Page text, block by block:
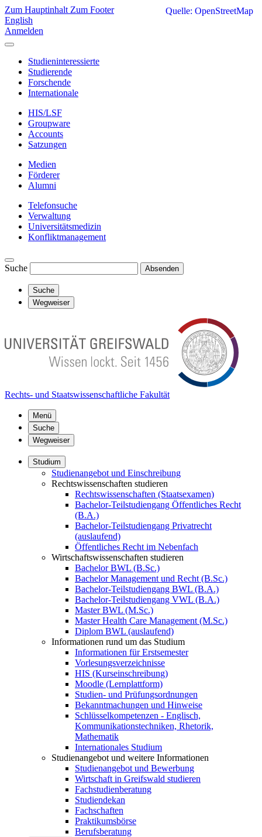
Zum Hauptinhalt Zum Footer
English
Anmelden
Studieninteressierte
Studierende
Forschende
Internationale
HIS/LSF
Groupware
Accounts
Satzungen
Medien
Förderer
Alumni
Telefonsuche
Verwaltung
Universitätsmedizin
Konfliktmanagement
Suche Absenden
Suche
Wegweiser
Rechts- und Staatswissenschaftliche Fakultät
Menü
Suche
Wegweiser
Studium
Studienangebot und Einschreibung
Rechtswissenschaften studieren
Rechtswissenschaften (Staatsexamen)
Bachelor-Teilstudiengang Öffentliches Recht
(B.A.)
Bachelor-Teilstudiengang Privatrecht
(auslaufend)
Öffentliches Recht im Nebenfach
Wirtschaftswissenschaften studieren
Bachelor BWL (B.Sc.)
Bachelor Management und Recht (B.Sc.)
Bachelor-Teilstudiengang BWL (B.A.)
Bachelor-Teilstudiengang VWL (B.A.)
Master BWL (M.Sc.)
Master Health Care Management (M.Sc.)
Diplom BWL (auslaufend)
Informationen rund um das Studium
Informationen für Erstsemester
Vorlesungsverzeichnisse
HIS (Kurseinschreibung)
Moodle (Lernplattform)
Studien- und Prüfungsordnungen
Bekanntmachungen und Hinweise
Schlüsselkompetenzen - Englisch,
Kommunikationstechniken, Rhetorik,
Mathematik
Internationales Studium
Studienangebot und weitere Informationen
Studienangebot und Bewerbung
Wirtschaft in Greifswald studieren
Fachstudienberatung
Studiendekan
Fachschaften
Praktikumsbörse
Berufsberatung
Quelle: OpenStreetMap